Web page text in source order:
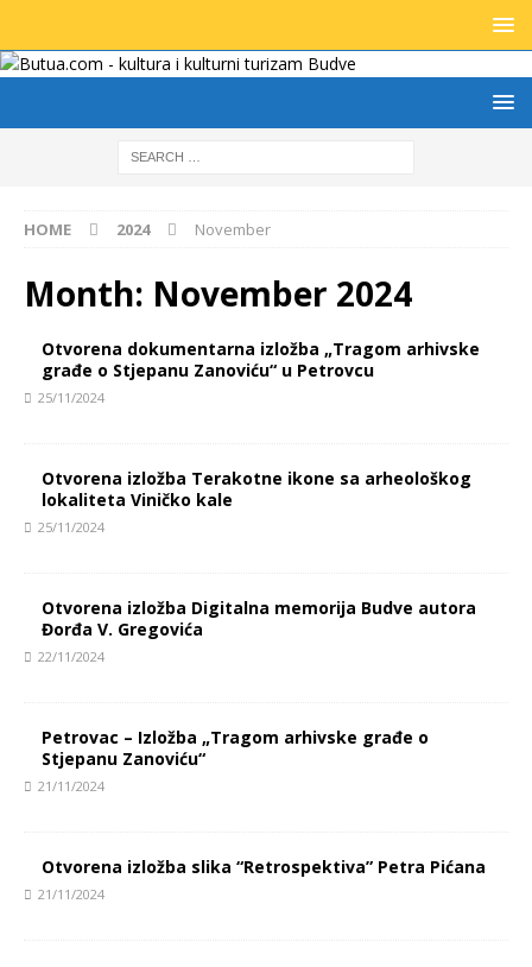
HOME 2024 November
Month: November 2024
Otvorena dokumentarna izložba „Tragom arhivske
građe o Stjepanu Zanoviću“ u Petrovcu
25/11/2024
Otvorena izložba Terakotne ikone sa arheološkog
lokaliteta Viničko kale
25/11/2024
Otvorena izložba Digitalna memorija Budve autora
Đorđa V. Gregovića
22/11/2024
Petrovac – Izložba „Tragom arhivske građe o
Stjepanu Zanoviću“
21/11/2024
Otvorena izložba slika “Retrospektiva” Petra Pićana
21/11/2024